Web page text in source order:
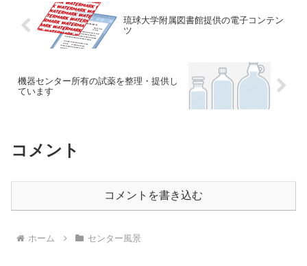
琉球大学附属図書館提供の電子コンテン
ツ
機器センター所有の試薬を整理・提供し
ています
コメント
コメントを書き込む
ホーム センター風景